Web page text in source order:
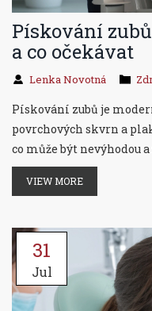
Pískování
a co očekávat
Lenka Novotná
Pískování zubů je
povrchových skvrn a
co může být nevýhodou
VIEW MORE
31
Jul